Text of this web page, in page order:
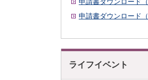
申請書ダウンロード（
ライフイベント